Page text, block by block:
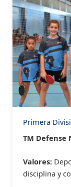
Primera
TM Defense
Valores:
disciplina y